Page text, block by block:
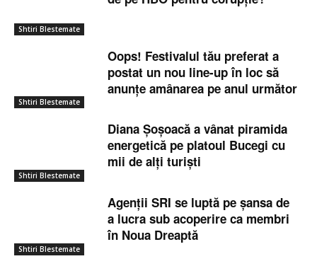
Shtiri Blestemate
Shtiri Blestemate
Oops! Festivalul tău preferat a
postat un nou line-up în loc să
anunțe amânarea pe anul următor
Shtiri Blestemate
Diana Șoșoacă a vânat piramida
energetică pe platoul Bucegi cu
mii de alți turiști
Shtiri Blestemate
Agenții SRI se luptă pe șansa de
a lucra sub acoperire ca membri
în Noua Dreaptă